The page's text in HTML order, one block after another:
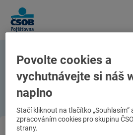
Skip to Main Content
Součást věci
Povolte cookies a
vychutnávejte si náš
naplno
Stačí kliknout na tlačítko „Souhlasím“
zpracováním cookies pro skupinu
strany.